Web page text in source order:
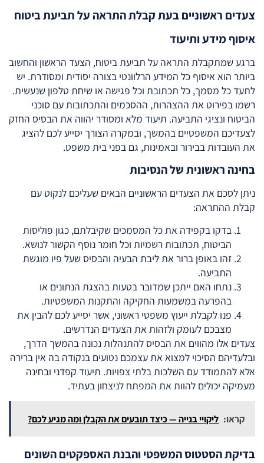
צעדים ראשוניים בעת קבלת התראה על תביעת ביטוח
איסוף מידע ותיעוד
ברגע שמתקבלת התראה על תביעת ביטוח, הצעד הראשון והחשוב
ביותר הוא איסוף כל המידע הרלוונטי בצורה יסודית ומסודרת. יש
לתעד כל מסמך, כל תכתובת וכל פגישה או שיחת טלפון שנעשית.
רשמו בפירוט את ההצהרות, ההסכמים והתכתובות עם סוכני
הביטוח ונציגי התביעה. תיעוד מלא ומסודר יהווה את הבסיס החזק
לצעדיכם המשפטיים בהמשך, ובמקרה הצורך יסייע לכם להציג
את העובדות בבירור ובאמינות, גם בפני בית משפט.
בחינה ראשונית של הנסיבות
ניתן לסכם את הצעדים הראשוניים הבאים שעליכם לנקוט עם
קבלת ההתראה:
בדקו בקפידה את כל המסמכים שקיבלתם, כגון פוליסות
הביטוח, תכתובות רשמיות וכל חומר נוסף הקשור לנושא.
זהו באופן ברור את ליבת הבעיה והבסיס שעל פיו מוגשת
התביעה.
נתחו האם ייתכן שמדובר בטעות בהצגת הנתונים או
בהפרעה במשמעות החקיקה והתקנות המשפטיות.
פנו לקבלת ייעוץ משפטי ראשוני, אשר יסייע לכם להבין את
מצבכם לעומק ולזהות את הצעדים הנדרשים.
צעדים אלו מהווים את הבסיס להתנהלות נכונה בהמשך הדרך,
ובלעדיהם הסיכוי למצוא את עצמכם נטועים בנקודה בה אין ברירה
אלא להתמודד עם השלכות בלתי צפויות. תיעוד קפדני ובחינה
מעמיקה יכולים להוות את המפתח לניצחון בעתיד.
קראו: ליקויי בנייה — כיצד תובעים את הקבלן ומה מגיע לכם?
בדיקת הסטטוס המשפטי והבנת האספקטים השונים